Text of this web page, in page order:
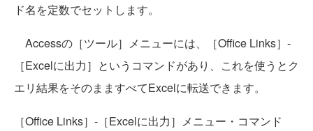
ド名を定数でセットします。
Accessの［ツール］メニューには、［Office Links］-
［Excelに出力］というコマンドがあり、これを使うとク
エリ結果をそのまますべてExcelに転送できます。
［Office Links］-［Excelに出力］メニュー・コマンド